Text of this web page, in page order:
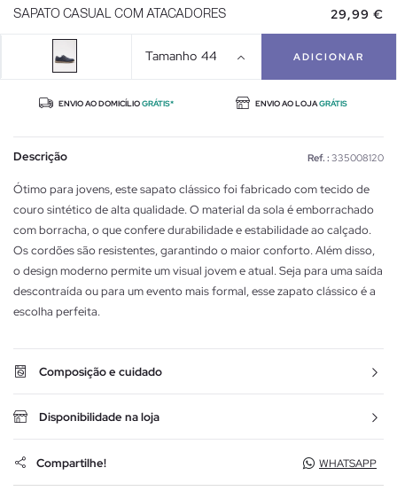
SAPATO CASUAL COM ATACADORES 29,99 €
Tamanho 44 ADICIONAR
ENVIO AO DOMICÍLIOGRÁTIS* ENVIO AO LOJAGRÁTIS
Descrição Ref. : 335008120
Ótimo para jovens, este sapato clássico foi fabricado com tecido de
couro sintético de alta qualidade. O material da sola é emborrachado
com borracha, o que confere durabilidade e estabilidade ao calçado.
Os cordões são resistentes, garantindo o maior conforto. Além disso,
o design moderno permite um visual jovem e atual. Seja para uma saída
descontraída ou para um evento mais formal, esse zapato clássico é a
escolha perfeita.
Composição e cuidado
Disponibilidade na loja
Compartilhe! WHATSAPP